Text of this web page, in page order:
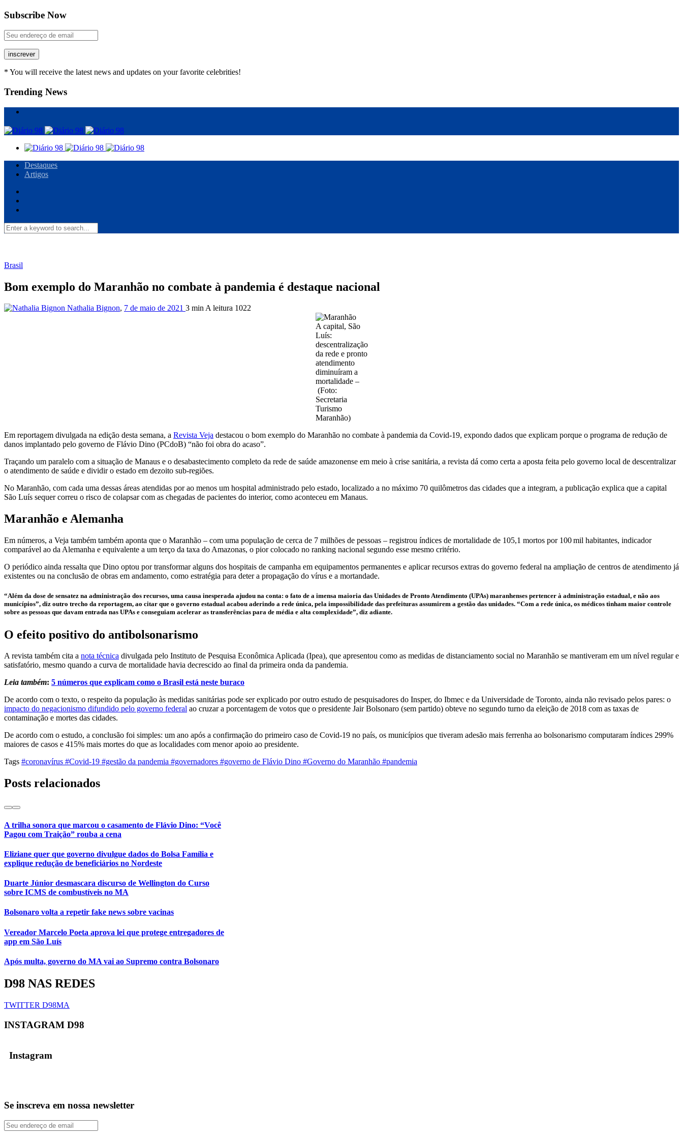
Subscribe Now
inscrever
* You will receive the latest news and updates on your favorite celebrities!
Trending News
Destaques
Artigos
Brasil
Bom exemplo do Maranhão no combate à pandemia é destaque nacional
Nathalia Bignon, 7 de maio de 2021 3 minA leitura 1022
A capital, São
Luís:
descentralização
da rede e pronto
atendimento
diminuíram a
mortalidade –
(Foto:
Secretaria
Turismo
Maranhão)
Em reportagem divulgada na edição desta semana, a Revista Veja destacou o bom exemplo do Maranhão no combate à pandemia da Covid-19, expondo dados que explicam porque o programa de redução de
danos implantado pelo governo de Flávio Dino (PCdoB) “não foi obra do acaso”.
Traçando um paralelo com a situação de Manaus e o desabastecimento completo da rede de saúde amazonense em meio à crise sanitária, a revista dá como certa a aposta feita pelo governo local de descentralizar
o atendimento de saúde e dividir o estado em dezoito sub-regiões.
No Maranhão, com cada uma dessas áreas atendidas por ao menos um hospital administrado pelo estado, localizado a no máximo 70 quilômetros das cidades que a integram, a publicação explica que a capital
São Luís sequer correu o risco de colapsar com as chegadas de pacientes do interior, como aconteceu em Manaus.
Maranhão e Alemanha
Em números, a Veja também também aponta que o Maranhão – com uma população de cerca de 7 milhões de pessoas – registrou índices de mortalidade de 105,1 mortos por 100 mil habitantes, indicador
comparável ao da Alemanha e equivalente a um terço da taxa do Amazonas, o pior colocado no ranking nacional segundo esse mesmo critério.
O periódico ainda ressalta que Dino optou por transformar alguns dos hospitais de campanha em equipamentos permanentes e aplicar recursos extras do governo federal na ampliação de centros de atendimento já
existentes ou na conclusão de obras em andamento, como estratégia para deter a propagação do vírus e a mortandade.
“Além da dose de sensatez na administração dos recursos, uma causa inesperada ajudou na conta: o fato de a imensa maioria das Unidades de Pronto Atendimento (UPAs) maranhenses pertencer à administração estadual, e não aos
municípios”, diz outro trecho da reportagem, ao citar que o governo estadual acabou aderindo a rede única, pela impossibilidade das prefeituras assumirem a gestão das unidades. “Com a rede única, os médicos tinham maior controle
sobre as pessoas que davam entrada nas UPAs e conseguiam acelerar as transferências para de média e alta complexidade”, diz adiante.
O efeito positivo do antibolsonarismo
A revista também cita a nota técnica divulgada pelo Instituto de Pesquisa Econômica Aplicada (Ipea), que apresentou como as medidas de distanciamento social no Maranhão se mantiveram em um nível regular e
satisfatório, mesmo quando a curva de mortalidade havia decrescido ao final da primeira onda da pandemia.
Leia também: 5 números que explicam como o Brasil está neste buraco
De acordo com o texto, o respeito da população às medidas sanitárias pode ser explicado por outro estudo de pesquisadores do Insper, do Ibmec e da Universidade de Toronto, ainda não revisado pelos pares: o
impacto do negacionismo difundido pelo governo federal ao cruzar a porcentagem de votos que o presidente Jair Bolsonaro (sem partido) obteve no segundo turno da eleição de 2018 com as taxas de
contaminação e mortes das cidades.
De acordo com o estudo, a conclusão foi simples: um ano após a confirmação do primeiro caso de Covid-19 no país, os municípios que tiveram adesão mais ferrenha ao bolsonarismo computaram índices 299%
maiores de casos e 415% mais mortes do que as localidades com menor apoio ao presidente.
Tags #coronavírus #Covid-19 #gestão da pandemia #governadores #governo de Flávio Dino #Governo do Maranhão #pandemia
Posts relacionados
A trilha sonora que marcou o casamento de Flávio Dino: “Você
Pagou com Traição” rouba a cena
Eliziane quer que governo divulgue dados do Bolsa Família e
explique redução de beneficiários no Nordeste
Duarte Júnior desmascara discurso de Wellington do Curso
sobre ICMS de combustíveis no MA
Bolsonaro volta a repetir fake news sobre vacinas
Vereador Marcelo Poeta aprova lei que protege entregadores de
app em São Luís
Após multa, governo do MA vai ao Supremo contra Bolsonaro
D98 NAS REDES
TWITTER D98MA
INSTAGRAM D98
Instagram
Se inscreva em nossa newsletter